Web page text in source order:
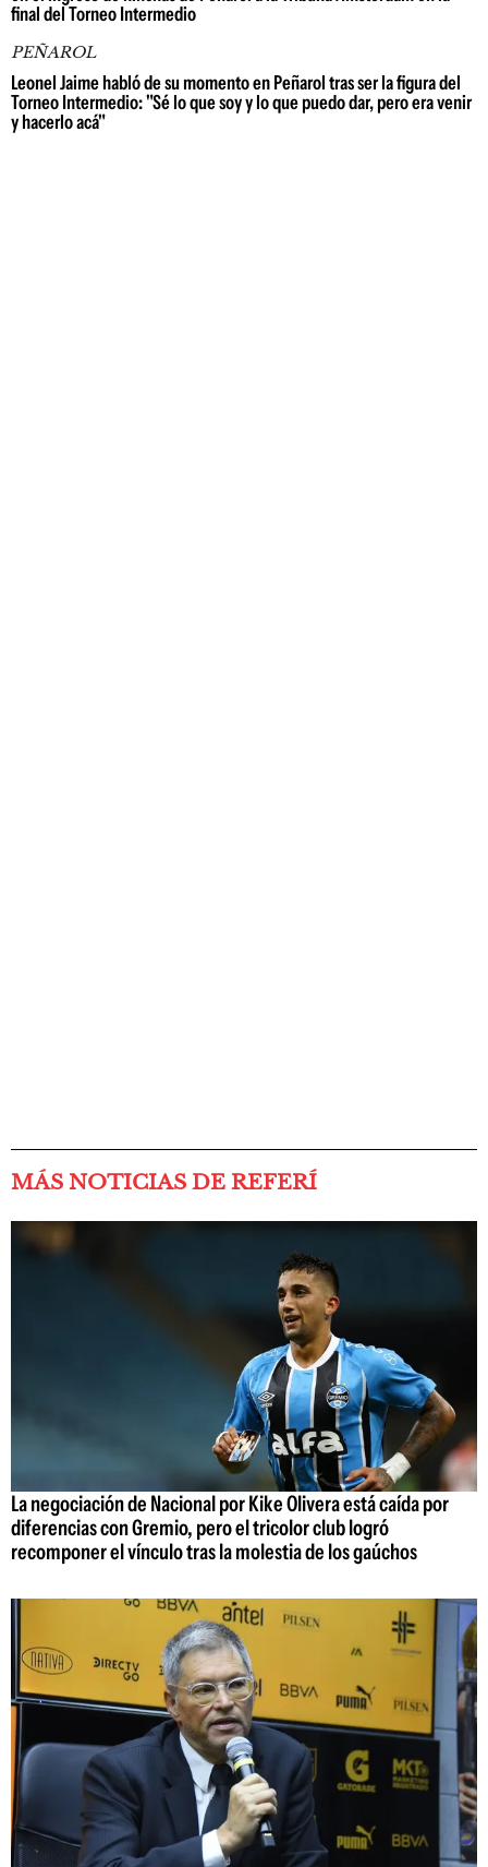
final del Torneo Intermedio
PEÑAROL
Leonel Jaime habló de su momento en Peñarol tras ser la figura del
Torneo Intermedio: "Sé lo que soy y lo que puedo dar, pero era venir
y hacerlo acá"
MÁS NOTICIAS DE REFERÍ
La negociación de Nacional por Kike Olivera está caída por
diferencias con Gremio, pero el tricolor club logró
recomponer el vínculo tras la molestia de los gaúchos